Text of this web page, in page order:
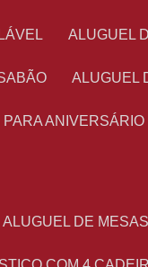
PARA ANIVERSÁRIO
ALUGUEL DE MESAS